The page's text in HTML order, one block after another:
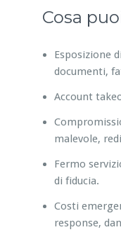
Cosa
Esposizione
documenti,
Account
malevole,
Fermo
di fiducia.
Costi
response,